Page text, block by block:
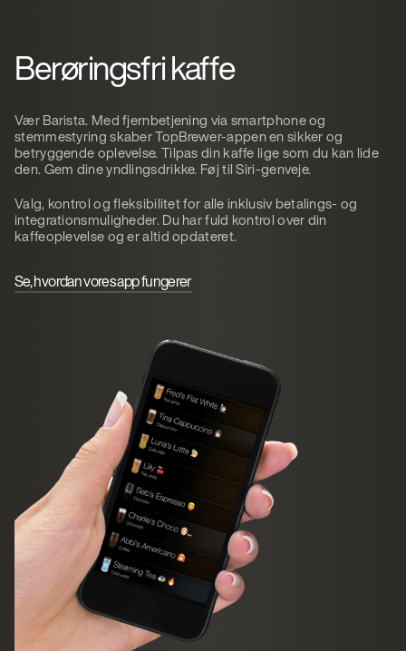
Berøringsfri kaffe
Vær Barista. Med fjernbetjening via smartphone og
stemmestyring skaber TopBrewer-appen en sikker og
betryggende oplevelse. Tilpas din kaffe lige som du kan lide
den. Gem dine yndlingsdrikke. Føj til Siri-genveje.
Valg, kontrol og fleksibilitet for alle inklusiv betalings- og
integrationsmuligheder. Du har fuld kontrol over din
kaffeoplevelse og er altid opdateret.
Se, hvordan vores app fungerer